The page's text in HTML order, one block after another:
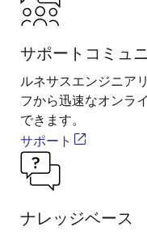
サポートコミュ
ルネサスエンジニア
フから迅速なオンラ
できます。
サポート
ナレッジベース